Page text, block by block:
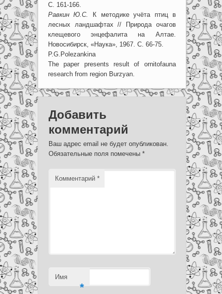
С. 161-166.
Равкин Ю.С.
К методике учёта птиц в
лесных ландшафтах // Природа очагов
клещевого энцефалита на Алтае.
Новосибирск, «Наука», 1967. С. 66-75.
P.G.Polezankina
The paper presents result of ornitofauna
research from region Burzyan.
Добавить
комментарий
Ваш адрес email не будет опубликован.
Обязательные поля помечены *
Комментарий *
Имя
*